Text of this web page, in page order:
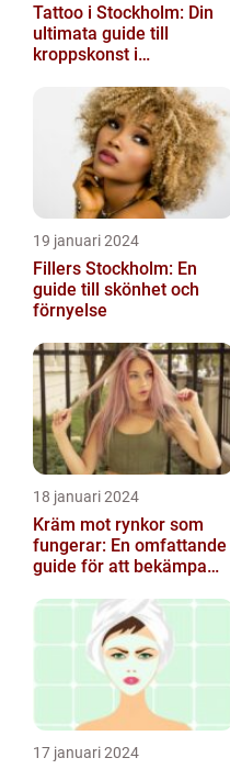
Tattoo i Stockholm: Din
ultimata guide till
kroppskonst i
19 januari 2024
Fillers Stockholm: En
guide till skönhet och
förnyelse
18 januari 2024
Kräm mot rynkor som
fungerar: En omfattande
guide för att bekämpa
17 januari 2024